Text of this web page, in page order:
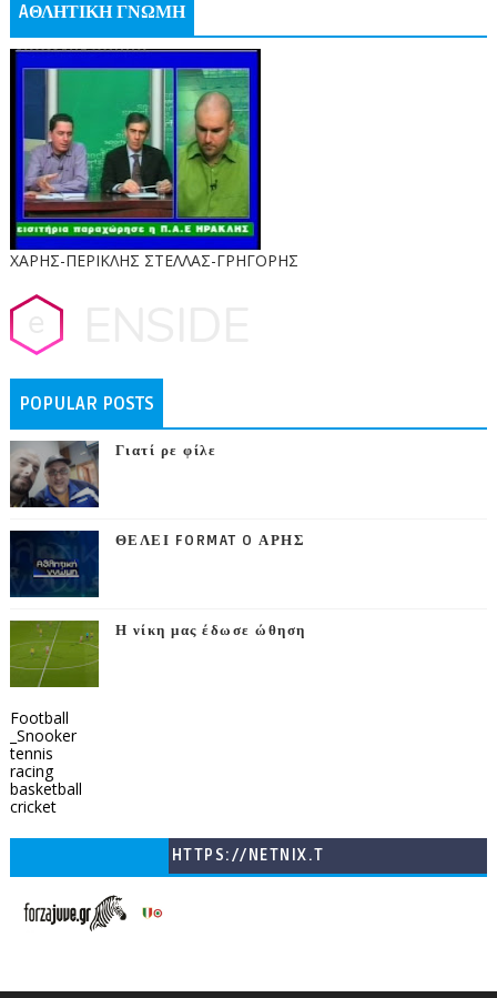
AΘΛΗΤΙΚΗ ΓΝΩΜΗ
ΧΑΡΗΣ-ΠΕΡΙΚΛΗΣ ΣΤΕΛΛΑΣ-ΓΡΗΓΟΡΗΣ
POPULAR POSTS
Γιατί ρε φίλε
ΘΕΛΕΙ FORMAT O ΑΡΗΣ
Η νίκη μας έδωσε ώθηση
Football
_Snooker
tennis
racing
basketball
cricket
HTTPS://NETNIX.T